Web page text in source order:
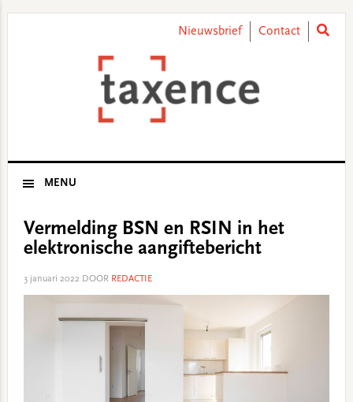
Nieuwsbrief Contact
MENU
Vermelding BSN en RSIN in het
elektronische aangiftebericht
3 januari 2022DOOR REDACTIE